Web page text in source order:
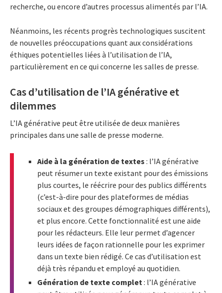
recherche, ou encore d’autres processus alimentés par l’IA.
Néanmoins, les récents progrès technologiques suscitent
de nouvelles préoccupations quant aux considérations
éthiques potentielles liées à l’utilisation de l’IA,
particulièrement en ce qui concerne les salles de presse.
Cas d’utilisation de l’IA générative et
dilemmes
L’IA générative peut être utilisée de deux manières
principales dans une salle de presse moderne.
Aide à la génération de textes : l’IA générative
peut résumer un texte existant pour des émissions
plus courtes, le réécrire pour des publics différents
(c’est-à-dire pour des plateformes de médias
sociaux et des groupes démographiques différents),
et plus encore. Cette fonctionnalité est une aide
pour les rédacteurs. Elle leur permet d’agencer
leurs idées de façon rationnelle pour les exprimer
dans un texte bien rédigé. Ce cas d’utilisation est
déjà très répandu et employé au quotidien.
Génération de texte complet: l’IA générative